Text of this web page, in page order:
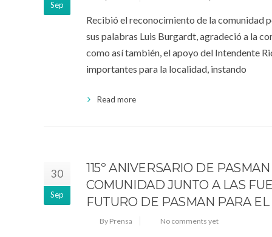
Sep
Recibió el reconocimiento de la comunidad
sus palabras Luis Burgardt, agradeció a la
como así también, el apoyo del Intendente
importantes para la localidad, instando
Read more
30
Sep
115º ANIVERSARIO DE
COMUNIDAD JUNTO A LAS
FUTURO DE PASMAN PARA
By Prensa No comments yet